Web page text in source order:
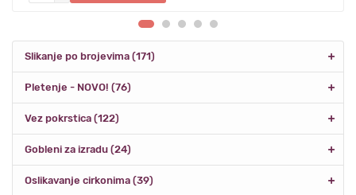
Slikanje po brojevima (171)
Pletenje - NOVO! (76)
Vez pokrstica (122)
Gobleni za izradu (24)
Oslikavanje cirkonima (39)